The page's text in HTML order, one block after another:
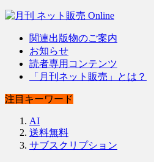
関連出版物のご案内
お知らせ
読者専用コンテンツ
「月刊ネット販売」とは？
注目キーワード
AI
送料無料
サブスクリプション